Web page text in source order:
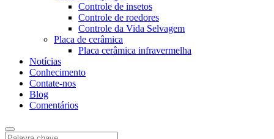
Controle de insetos
Controle de roedores
Controle da Vida Selvagem
Placa de cerâmica
Placa cerâmica infravermelha
Notícias
Conhecimento
Contate-nos
Blog
Comentários